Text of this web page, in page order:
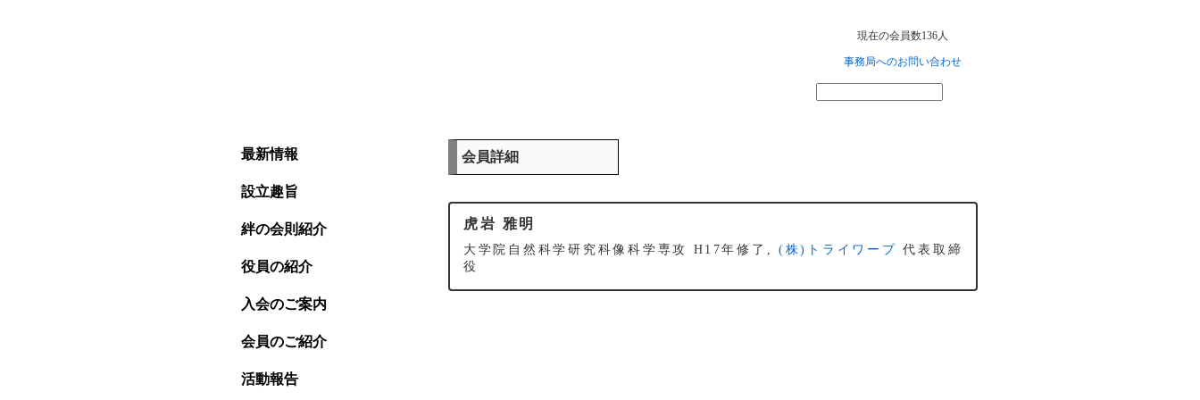
現在の会員数136人
事務局へのお問い合わせ
会員詳細
虎岩 雅明
大学院自然科学研究科像科学専攻 H17年修了, (株)トライワープ 代表取締
役
最新情報
設立趣旨
絆の会則紹介
役員の紹介
入会のご案内
会員のご紹介
活動報告